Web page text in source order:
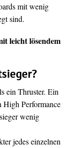
mit wenig
sind.
leicht lösendem
ein Thruster. Ein
High Performance
wenig
jedes einzelnen